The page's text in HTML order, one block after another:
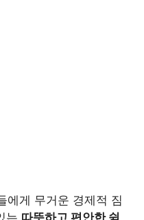
에게 무거운 경제적 짐
는 따뜻하고 편안한 쉼